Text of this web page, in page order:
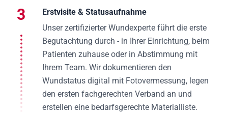
Erstvisite & Statusaufnahme
Unser zertifizierter Wundexperte führt die erste
Begutachtung durch - in Ihrer Einrichtung, beim
Patienten zuhause oder in Abstimmung mit
Ihrem Team. Wir dokumentieren den
Wundstatus digital mit Fotovermessung, legen
den ersten fachgerechten Verband an und
erstellen eine bedarfsgerechte Materialliste.
3